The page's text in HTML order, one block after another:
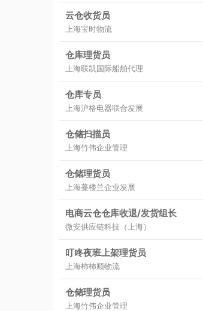
云仓收货员
上海宝时物流
仓库理货员
上海联凯国际船舶代理
仓库专员
上海沪格电器联合发展
仓储扫描员
上海竹伟企业管理
仓储理货员
上海蔓楼兰企业发展
电商云仓仓库收退/发货组长
微安供应链科技（上海）
叮咚夜班上架理货员
上海柿柿顺物流
仓储理货员
上海竹伟企业管理